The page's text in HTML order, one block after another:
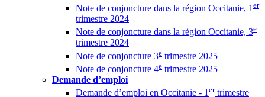
Note de conjoncture dans la région Occitanie, 1 er
trimestre 2024
Note de conjoncture dans la région Occitanie, 3e
trimestre 2024
Note de conjoncture 3e trimestre 2025
Note de conjoncture 4e trimestre 2025
Demande d’emploi
Demande d’emploi en Occitanie - 1 ertrimestre